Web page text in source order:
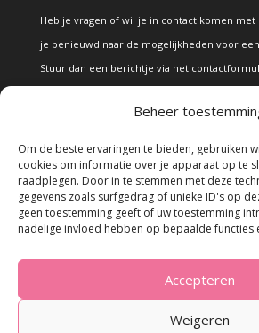
Beheer
Om de beste ervaringen te bieden, gebruiken
cookies om informatie over je apparaat op te
raadplegen. Door in te stemmen met deze
gegevens zoals surfgedrag of unieke ID's op
geen toestemming geeft of uw toestemming
nadelige invloed hebben op bepaalde functies
Accepteren
Weigeren
Heb je vragen of wil je in contact komen met
je benieuwd naar de mogelijkheden voor
Stuur dan een berichtje via het
Alle teksten en foto's op deze site zijn
Teksten en foto's van Mamagisch mogen
zonder toestemming worden overgenomen.
wordt gemaakt van teksten en foto's van
uitdrukkelijk worden vermeld.